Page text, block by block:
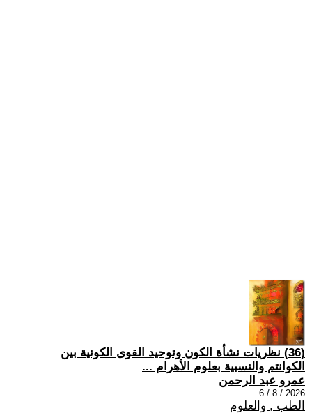
(36) نظريات نشأة الكون وتوحيد القوى الكونية بين
الكوانتم والنسبية بعلوم الأهرام ...
عمرو عبد الرحمن
2026 / 8 / 6
الطب , والعلوم